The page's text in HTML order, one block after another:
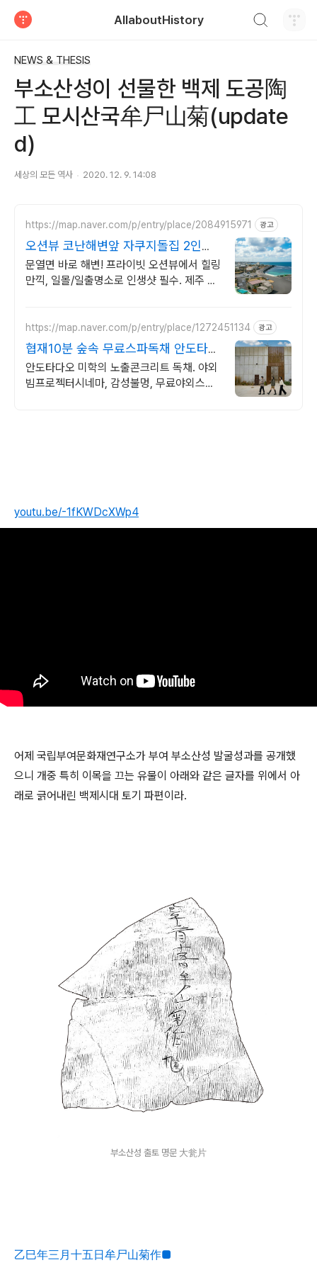
AllaboutHistory
NEWS & THESIS
부소산성이 선물한 백제 도공陶
工 모시산국牟尸山菊(update
d)
세상의 모든 역사 2020. 12. 9. 14:08
https://map.naver.com/p/entry/place/2084915971 광고
오션뷰 코난해변앞 자쿠지돌집 2인
~10인 대가족/단체예약
문열면 바로 해변! 프라이빗 오션뷰에서 힐링
만끽, 일몰/일출명소로 인생샷 필수. 제주 감
https://map.naver.com/p/entry/place/1272451134 광고
협재10분 숲속 무료스파독채 안도타다
오 미학이 깃든 건축
안도타다오 미학의 노출콘크리트 독채. 야외
빔프로젝터시네마, 감성불멍, 무료야외스파
youtu.be/-1fKWDcXWp4
어제 국립부여문화재연구소가 부여 부소산성 발굴성과를 공개했
으니 개중 특히 이목을 끄는 유물이 아래와 같은 글자를 위에서 아
래로 긁어내린 백제시대 토기 파편이라.
부소산성 출토 명문 大瓮片
乙巳年三月十五日牟尸山菊作■